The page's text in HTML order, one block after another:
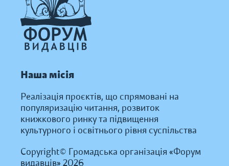
Наша місія
Реалізація проєктів, що спрямовані на
популяризацію читання, розвиток
книжкового ринку та підвищення
культурного і освітнього рівня суспільства
Copyright© Громадська організація «Форум
видавців» 2026